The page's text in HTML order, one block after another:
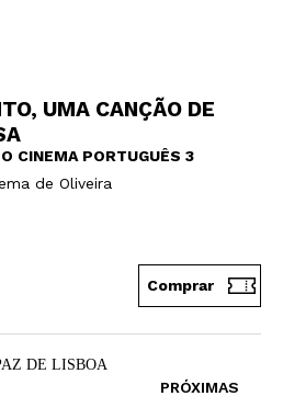
UMA CANÇÃO DE
CINEMA PORTUGUÊS 3
de Oliveira
Comprar
PRÓXIMAS